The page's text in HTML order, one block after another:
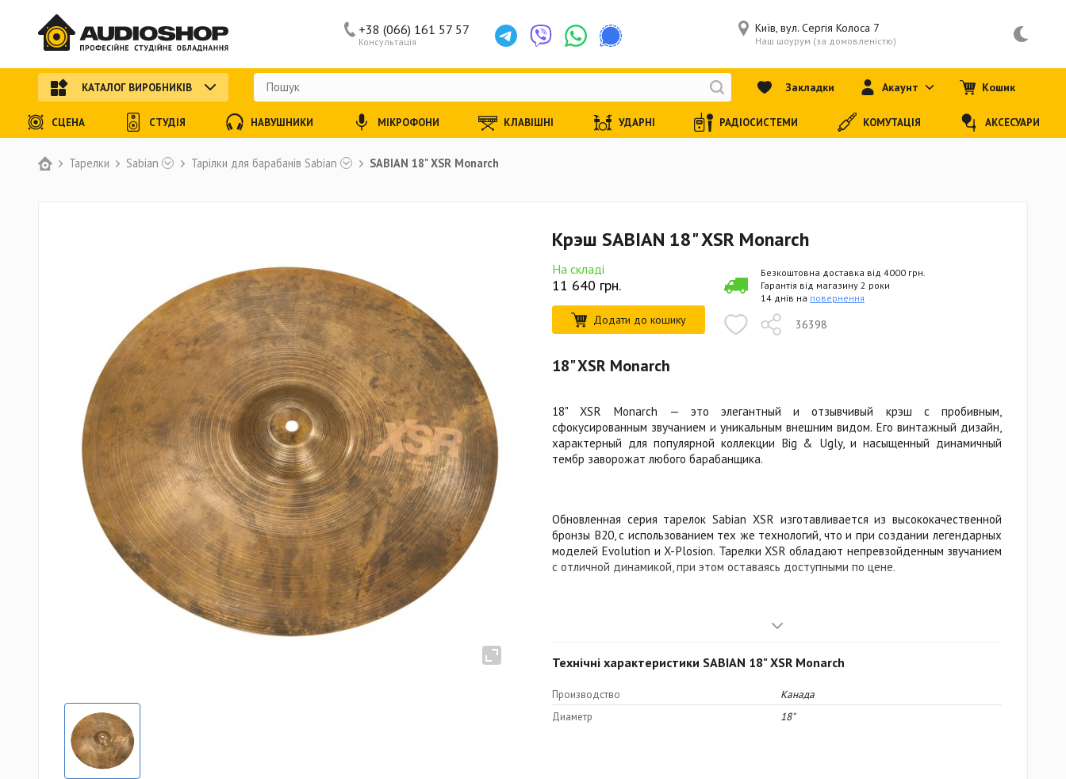
Тарелки Sabian Тарілки для барабанів Sabian SABIAN 18" XSR Monarch
Крэш SABIAN 18" XSR Monarch
На складі
11 640 грн.
Додати до кошику 36398
Безкоштовна доставка від 4000 грн.
Гарантія від магазину 2 роки
14 днів на повернення
18" XSR Monarch
18" XSR Monarch — это элегантный и отзывчивый крэш с пробивным,
сфокусированным звучанием и уникальным внешним видом. Его винтажный дизайн,
характерный для популярной коллекции Big & Ugly, и насыщенный динамичный
тембр заворожат любого барабанщика.
Обновленная ​​серия тарелок Sabian XSR изготавливается из высококачественной
бронзы B20, с использованием тех же технологий, что и при создании легендарных
моделей Evolution и X-Plosion. Тарелки XSR обладают непревзойденным звучанием
с отличной динамикой, при этом оставаясь доступными по цене.
Почему XSR такие замечательные? Подобно профессиональным моделям, тарелки
чашек изменен для увеличения объема и громкости звучания. Результат? Крэши
стали тоньше, а их атака заметно быстрее. Райды отличаются отличным балансом,
обеспечивая превосходную читаемость палочек и насыщенный тон, а звучание хай-
хетов стало еще более искристым и аккуратным с улучшенной читаемостью и
динамикой.
Технічні характеристики SABIAN 18" XSR Monarch
Производство
Канада
Диаметр
18"
Консультація
+38 (066) 161 57 57 Київ, вул. Сергія Колоса 7
Наш шоурум (за домовленістю)
КАТАЛОГ ВИРОБНИКІВ Закладки Акаунт Кошик
СЦЕНА СТУДІЯ НАВУШНИКИ МІКРОФОНИ КЛАВІШНІ УДАРНІ РАДІОСИСТЕМИ КОМУТАЦІЯ АКСЕСУАРИ